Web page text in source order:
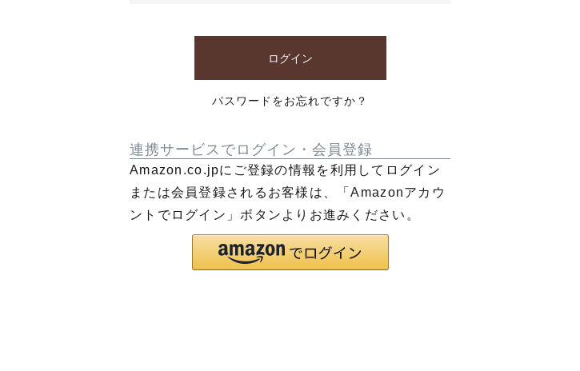
ログイン
パスワードをお忘れですか？
連携サービスでログイン・会員登録
Amazon.co.jpにご登録の情報を利用してログイン
または会員登録されるお客様は、「Amazonアカウ
ントでログイン」ボタンよりお進みください。